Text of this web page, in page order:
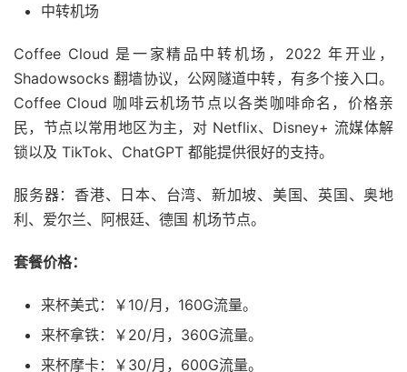
中转机场
Coffee Cloud 是一家精品中转机场，2022 年开业，
Shadowsocks 翻墙协议，公网隧道中转，有多个接入口。
Coffee Cloud 咖啡云机场节点以各类咖啡命名，价格亲
民，节点以常用地区为主，对 Netflix、Disney+ 流媒体解
锁以及 TikTok、ChatGPT 都能提供很好的支持。
服务器：香港、日本、台湾、新加坡、美国、英国、奥地
利、爱尔兰、阿根廷、德国 机场节点。
套餐价格：
来杯美式：￥10/月，160G流量。
来杯拿铁：￥20/月，360G流量。
来杯摩卡：￥30/月，600G流量。